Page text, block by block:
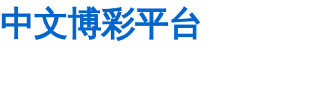
中文博彩平台